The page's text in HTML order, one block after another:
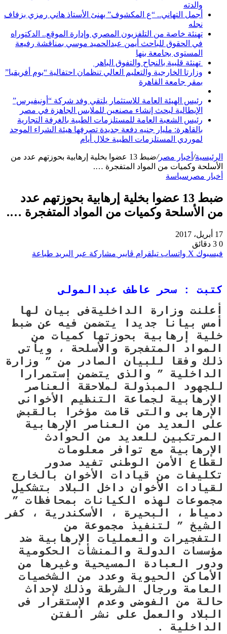
والدته
أجمل التهاني.. “ع المكشوف” يهنئ الأستاذ هاني رمزي بزفاف
نجله
تهنئة خاصة من التلفزيون المصري وإدارة الموقع.. الدكتوراه
في الحقوق للباحث أيمن عبدالحميد موسي بمناقشة رفيعة
المستوى بجامعة بنها
تهنئة قلبية بالنجاح والتفوق الباهر
وزارتا الخارجية والتعليم العالي تنظمان احتفالية “يوم أفريقيا”
بمقر جامعة القاهرة
رئيس الهيئة العامة للاستثمار يلتقي وفد شركة “أونيفيرس”
الإيطالية لبحث إنشاء مصنعين للملابس الجاهزة في مصر
رئيس الشعبة العامة للمستلزمات الطبية بالغرفة التجارية
بالقاهرة: مليار جنيه دفعة جديدة تصرفها هيئة الشراء الموحد
لموردي المستلزمات الطبية خلال أيام
الرئيسية/ أخبار مصر/
ضبط 13 عضوا بخلية إرهابية بحوزتهم عدد من
الأسلحة وكميات من المواد المتفجرة ….
أخبار مصر سياسة
ضبط 13 عضوا بخلية إرهابية بحوزتهم عدد
من الأسلحة وكميات من المواد المتفجرة ….
17 أبريل، 2017
0
فيسبوك ‫X واتساب تيلقرام ڤايبر مشاركة عبر البريد طباعة
كتبت : سحر عاطف عبدالمولى
أعلنت وزارة الداخليةفى بيان لها
أمس بيانا جديدا يتضمن فيه عن ضبط
خلية إرهابية بحوزتها كميات من
المواد المتفجرة والأسلحة ، ويأتى
ذلك وفقا للبيان الصادر من ” وزارة
الداخلية ” والذى يتضمن إستمرارا
للجهود المبذولة لملاحقة العناصر
الإرهابية لجماعة التنظيم الأخوانى
الإرهابى والتى قامت مؤخرا بالقبض
على العديد من العناصر الإرهابية
المرتكبين للعديد من الحوادث
الإرهابية مع توافر معلومات
لقطاع الأمن الوطنى تفيد صدور
تكليفات من قيادات الأخوان بالخارج
لقيادات الأخوان داخل البلاد بتشكيل
مجموعات لهذه الكيانات بمحافظات ”
دمياط ، البحيرة ، الأسكندرية ، كفر
الشيخ ” لتنفيذ مجموعة من
التفجيرات والعمليات الإرهابية ضد
مؤسسات الدولة والمنشأت الحكومية
ودور العبادة المسيحية وغيرها من
الأماكن الحيوية وعدد من الشخصيات
العامة ورجال الشرطة وذلك لإحداث
حالة من الفوضى وعدم الإستقرار فى
البلاد والعمل على نشر الفتن
الداخلية .